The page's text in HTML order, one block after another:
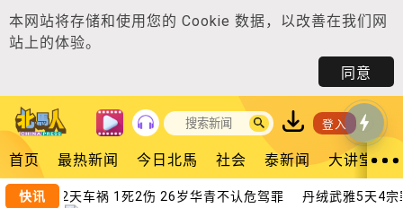
本网站将存储和使用您的 Cookie 数据，以改善在我们网
站上的体验。
同意
登入
首页 最热新闻 今日北馬 社会 泰新闻 大讲堂
快讯连2天车祸 1死2伤 26岁华青不认危驾罪 丹绒武雅5天4宗